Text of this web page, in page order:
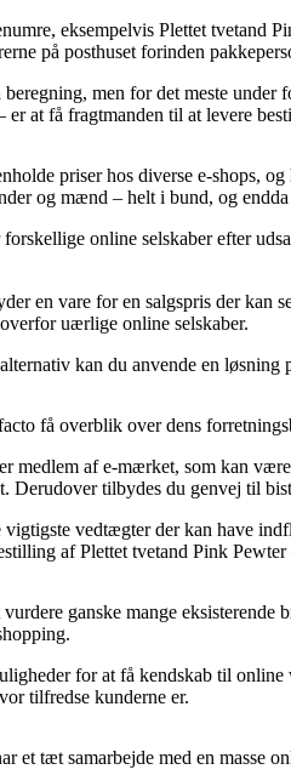
eksempelvis Plettet tvetand
på posthuset forinden
men for det meste
at få fragtmanden til at levere
priser hos diverse e-shops,
og mænd – helt i bund, og
online selskaber efter
en vare for en salgspris der
uærlige online selskaber.
kan du anvende en
få overblik over dens
medlem af e-mærket, som kan
Derudover tilbydes du genvej til
vigtigste vedtægter der kan have
af Plettet tvetand Pink
ganske mange
for at få kendskab til
tilfredse kunderne er.
et tæt samarbejde med en